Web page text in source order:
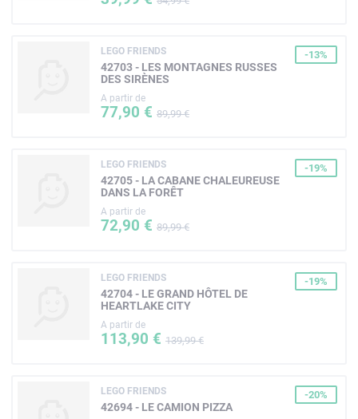
LEGO FRIENDS
42703 - LES MONTAGNES RUSSES
DES SIRÈNES
A partir de
77,90 € 89,99 €
-13%
LEGO FRIENDS
42705 - LA CABANE CHALEUREUSE
DANS LA FORÊT
A partir de
72,90 € 89,99 €
-19%
LEGO FRIENDS
42704 - LE GRAND HÔTEL DE
HEARTLAKE CITY
A partir de
113,90 € 139,99 €
-19%
LEGO FRIENDS
42694 - LE CAMION PIZZA
-20%